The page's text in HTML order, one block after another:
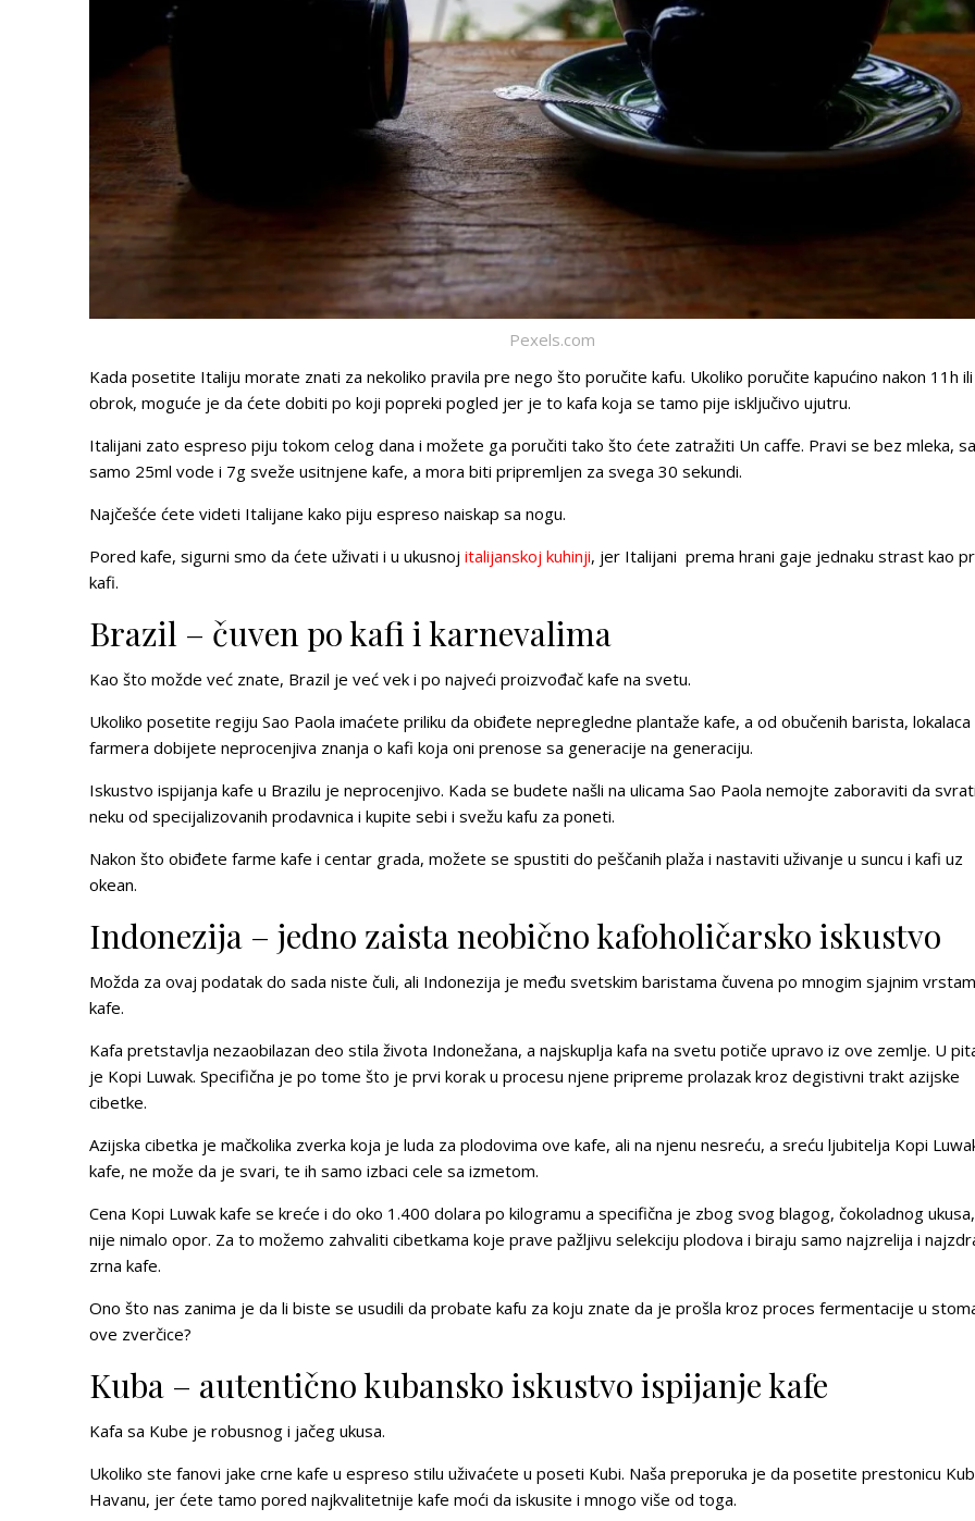
Pexels.com
Kada posetite Italiju morate znati za nekoliko pravila pre nego što poručite kafu. Ukoliko poručite kapućino nakon 11h
obrok, moguće je da ćete dobiti po koji popreki pogled jer je to kafa koja se tamo pije isključivo ujutru.
Italijani zato espreso piju tokom celog dana i možete ga poručiti tako što ćete zatražiti Un caffe. Pravi se bez mleka, sa
samo 25ml vode i 7g sveže usitnjene kafe, a mora biti pripremljen za svega 30 sekundi.
Najčešće ćete videti Italijane kako piju espreso naiskap sa nogu.
Pored kafe, sigurni smo da ćete uživati i u ukusnoj italijanskoj kuhinji, jer Italijani prema hrani gaje jednaku strast kao
kafi.
Brazil – čuven po kafi i karnevalima
Kao što možde već znate, Brazil je već vek i po najveći proizvođač kafe na svetu.
Ukoliko posetite regiju Sao Paola imaćete priliku da obiđete nepregledne plantaže kafe, a od obučenih barista, lokalaca
farmera dobijete neprocenjiva znanja o kafi koja oni prenose sa generacije na generaciju.
Iskustvo ispijanja kafe u Brazilu je neprocenjivo. Kada se budete našli na ulicama Sao Paola nemojte zaboraviti da
neku od specijalizovanih prodavnica i kupite sebi i svežu kafu za poneti.
Nakon što obiđete farme kafe i centar grada, možete se spustiti do peščanih plaža i nastaviti uživanje u suncu i kafi uz
okean.
Indonezija – jedno zaista neobično kafoholičarsko iskustvo
Možda za ovaj podatak do sada niste čuli, ali Indonezija je među svetskim baristama čuvena po mnogim sjajnim
kafe.
Kafa pretstavlja nezaobilazan deo stila života Indonežana, a najskuplja kafa na svetu potiče upravo iz ove zemlje. U
je Kopi Luwak. Specifična je po tome što je prvi korak u procesu njene pripreme prolazak kroz degistivni trakt azijske
cibetke.
Azijska cibetka je mačkolika zverka koja je luda za plodovima ove kafe, ali na njenu nesreću, a sreću ljubitelja Kopi
kafe, ne može da je svari, te ih samo izbaci cele sa izmetom.
Cena Kopi Luwak kafe se kreće i do oko 1.400 dolara po kilogramu a specifična je zbog svog blagog, čokoladnog
nije nimalo opor. Za to možemo zahvaliti cibetkama koje prave pažljivu selekciju plodova i biraju samo najzrelija i
zrna kafe.
Ono što nas zanima je da li biste se usudili da probate kafu za koju znate da je prošla kroz proces fermentacije u
ove zverčice?
Kuba – autentično kubansko iskustvo ispijanje kafe
Kafa sa Kube je robusnog i jačeg ukusa.
Ukoliko ste fanovi jake crne kafe u espreso stilu uživaćete u poseti Kubi. Naša preporuka je da posetite prestonicu
Havanu, jer ćete tamo pored najkvalitetnije kafe moći da iskusite i mnogo više od toga.